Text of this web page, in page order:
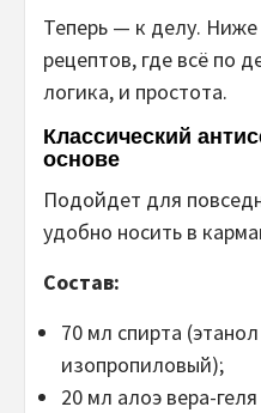
Теперь — к делу. Ниже
рецептов, где всё по
логика, и простота.
Классический
основе
Подойдет для
удобно носить в
Состав:
70 мл спирта
изопропиловый);
20 мл алоэ вера-